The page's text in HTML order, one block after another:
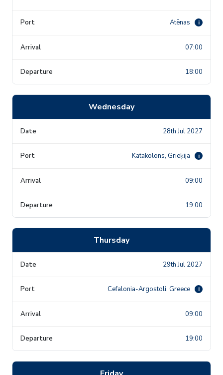
Atēnas i
07:00
18:00
Wednesday
28th Jul 2027
Katakolons, Grieķija i
09:00
19:00
Thursday
29th Jul 2027
Cefalonia-Argostoli, Greece i
09:00
19:00